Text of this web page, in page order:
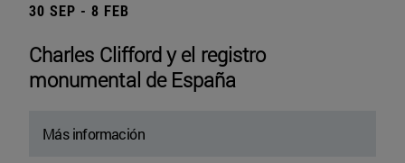
30 SEP - 8 FEB
Charles Clifford y el registro
monumental de España
Más información